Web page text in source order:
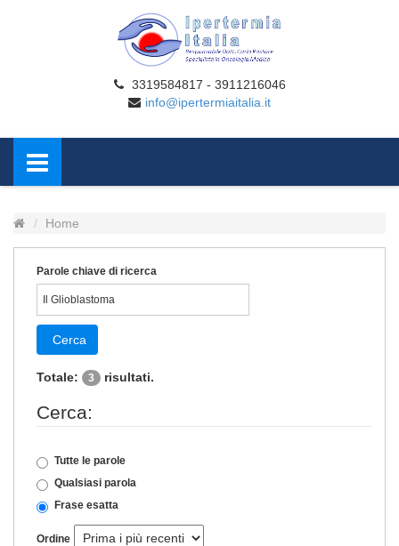
3319584817 - 3911216046
info@ipertermiaitalia.it
Home
Parole chiave di ricerca
Cerca
Totale: 3 risultati.
Cerca:
Tutte le parole
Qualsiasi parola
Frase esatta
Ordine